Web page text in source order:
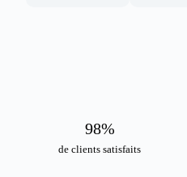
de clients satisfaits
98%